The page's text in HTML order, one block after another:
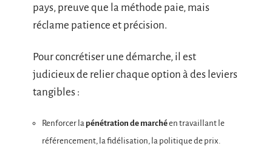
pays, preuve que la méthode paie, mais
réclame patience et précision.
Pour concrétiser une démarche, il est
judicieux de relier chaque option à des leviers
tangibles :
Renforcer la pénétration de marchéen travaillant le
référencement, la fidélisation, la politique de prix.